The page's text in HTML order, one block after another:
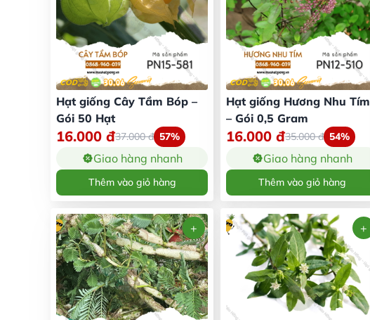
Hạt giống Cây Tầm Bóp –
Gói 50 Hạt
16.000 đ37.000đ 57%
Giao hàng nhanh
Thêm vào giỏ hàng
Hạt giống Hương Nhu Tím
– Gói 0,5 Gram
16.000 đ35.000đ 54%
Giao hàng nhanh
Thêm vào giỏ hàng